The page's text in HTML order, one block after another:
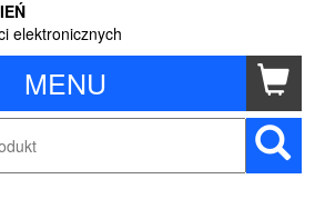
MENU
elektronicznych